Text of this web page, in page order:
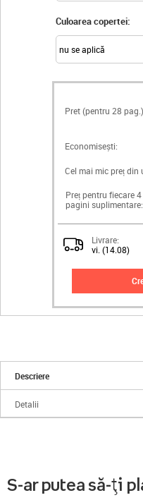
Culoarea copertei:
Pret (pentru 28
Economisești:
Cel mai mic preț din
Preț pentru fiecare 4
pagini suplimentare:
Livrare:
vi. (14.08)
Descriere
Detalii
S-ar putea să-ți